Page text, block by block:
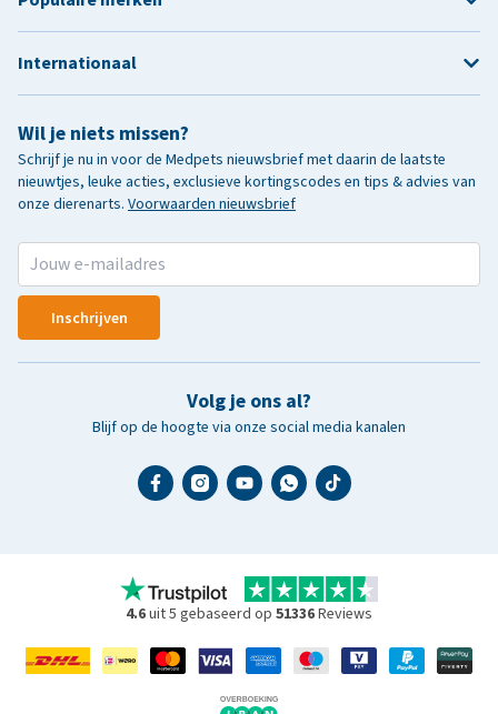
Wil je niets missen?
Schrijf je nu in voor de Medpets nieuwsbrief met daarin de laatste
nieuwtjes, leuke acties, exclusieve kortingscodes en tips & advies van
onze dierenarts. Voorwaarden nieuwsbrief
Inschrijven
Volg je ons al?
Blijf op de hoogte via onze social media kanalen
Internationaal
4.6uit 5 gebaseerd op 51336Reviews